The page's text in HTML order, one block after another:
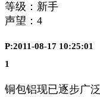
等级：新手
声望： 4
P:2011-08-17 10:25:01
1
铜包铝现已逐步广